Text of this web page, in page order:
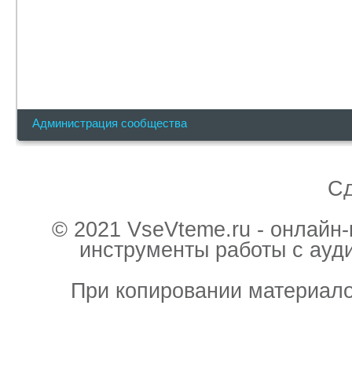
Администрация сообщества
© 2021 VseVteme.ru -
инструменты работы с
При копировании